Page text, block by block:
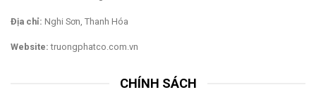
Địa chỉ: Nghi Sơn, Thanh Hóa
Website: truongphatco.com.vn
CHÍNH SÁCH